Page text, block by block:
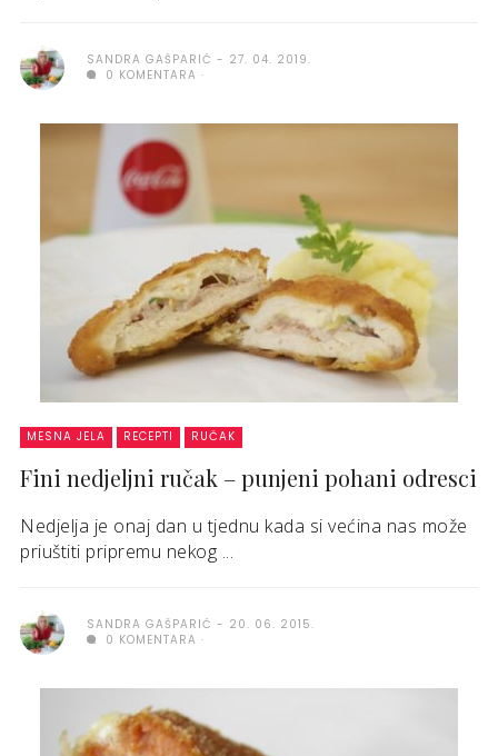
SANDRA GAŠPARIĆ
27. 04. 2019.
0 KOMENTARA
MESNA JELA RECEPTI RUČAK
Fini nedjeljni ručak – punjeni pohani odresci
Nedjelja je onaj dan u tjednu kada si većina nas može
priuštiti pripremu nekog ...
SANDRA GAŠPARIĆ
20. 06. 2015.
0 KOMENTARA